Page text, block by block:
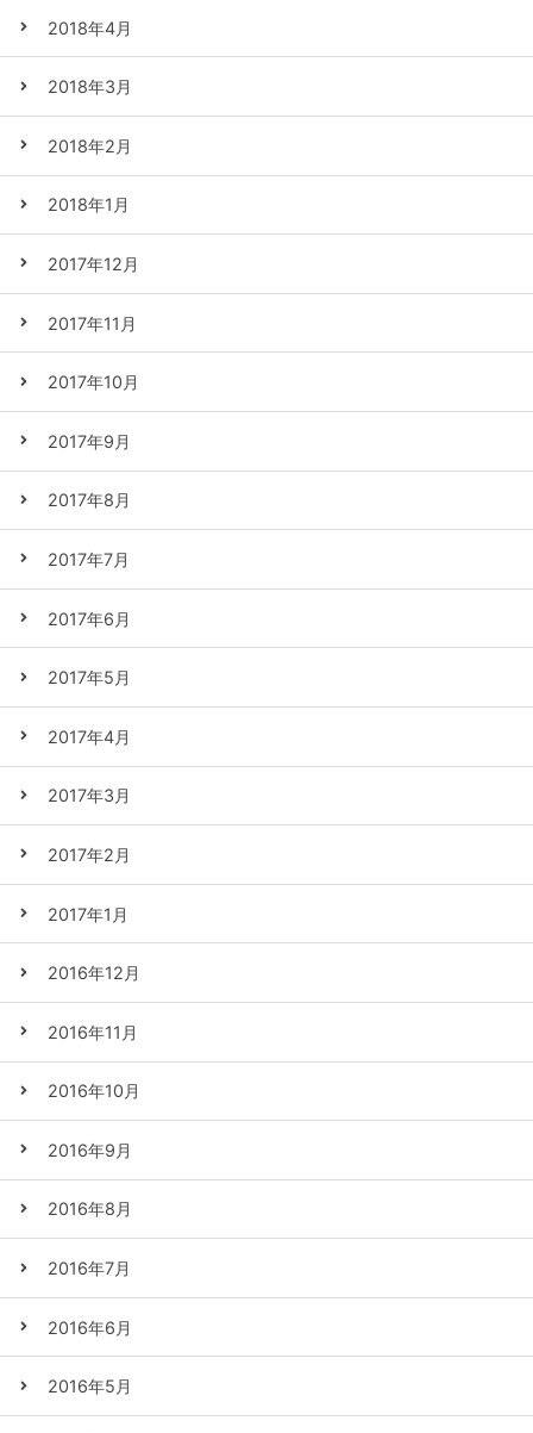
2018年4月
2018年3月
2018年2月
2018年1月
2017年12月
2017年11月
2017年10月
2017年9月
2017年8月
2017年7月
2017年6月
2017年5月
2017年4月
2017年3月
2017年2月
2017年1月
2016年12月
2016年11月
2016年10月
2016年9月
2016年8月
2016年7月
2016年6月
2016年5月